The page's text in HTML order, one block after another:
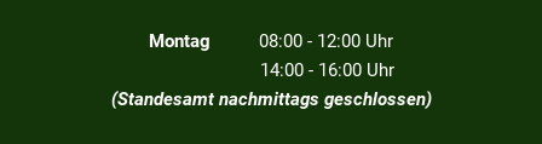
Montag 08:00 - 12:00 Uhr
14:00 - 16:00 Uhr
(Standesamt nachmittags geschlossen)